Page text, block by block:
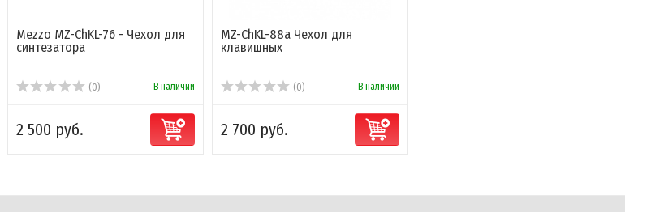
Mezzo MZ-ChKL-76 - Чехол для
синтезатора
(0) В наличии
2 500 руб.
MZ-ChKL-88а Чехол для
клавишных
(0) В наличии
2 700 руб.